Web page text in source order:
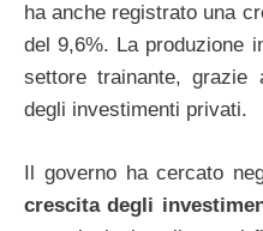
ha anche registrato una
del 9,6%. La produzione
settore trainante, grazie
degli investimenti privati.
Il governo ha cercato
crescita degli